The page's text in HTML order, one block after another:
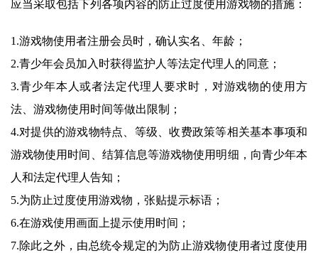
应当采取包括下列各项内容的防止过度使用游戏物的措施：
1.游戏物使用者注册会员时，确认实名、年龄；
2.青少年会员加入时获得监护人等法定代理人的同意；
3.青少年本人或者法定代理人要求时，对游戏物的使用方
法、游戏物使用时间等做出限制；
4.对提供的游戏物特点、等级、收费政策等相关基本事项和
游戏物使用时间、结算信息等游戏物使用明细，向青少年本
人和法定代理人告知；
5.为防止过度使用游戏物，张贴提示标语；
6.在游戏使用画面上提示使用时间；
7.除此之外，由总统令规定的为防止游戏物使用者过度使用